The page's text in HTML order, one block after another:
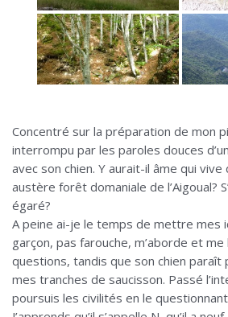
Concentré sur la préparation de mon
interrompu par les paroles douces
avec son chien. Y aurait-il âme qui
austère forêt domaniale de l’Aigoual?
égaré?
A peine ai-je le temps de mettre mes
garçon, pas farouche, m’aborde et
questions, tandis que son chien paraît
mes tranches de saucisson. Passé
poursuis les civilités en le